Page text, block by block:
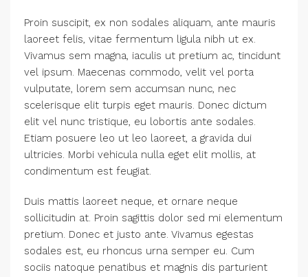
Proin suscipit, ex non sodales aliquam, ante mauris
laoreet felis, vitae fermentum ligula nibh ut ex.
Vivamus sem magna, iaculis ut pretium ac, tincidunt
vel ipsum. Maecenas commodo, velit vel porta
vulputate, lorem sem accumsan nunc, nec
scelerisque elit turpis eget mauris. Donec dictum
elit vel nunc tristique, eu lobortis ante sodales.
Etiam posuere leo ut leo laoreet, a gravida dui
ultricies. Morbi vehicula nulla eget elit mollis, at
condimentum est feugiat.
Duis mattis laoreet neque, et ornare neque
sollicitudin at. Proin sagittis dolor sed mi elementum
pretium. Donec et justo ante. Vivamus egestas
sodales est, eu rhoncus urna semper eu. Cum
sociis natoque penatibus et magnis dis parturient